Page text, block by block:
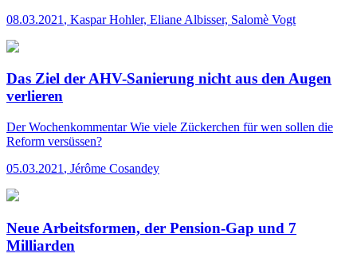
08.03.2021 , Kaspar Hohler, Eliane Albisser, Salomè Vogt
Das Ziel der AHV-Sanierung nicht aus den Augen
verlieren
Der WochenkommentarWie viele Zückerchen für wen sollen die
Reform versüssen?
05.03.2021 , Jérôme Cosandey
Neue Arbeitsformen, der Pension-Gap und 7
Milliarden